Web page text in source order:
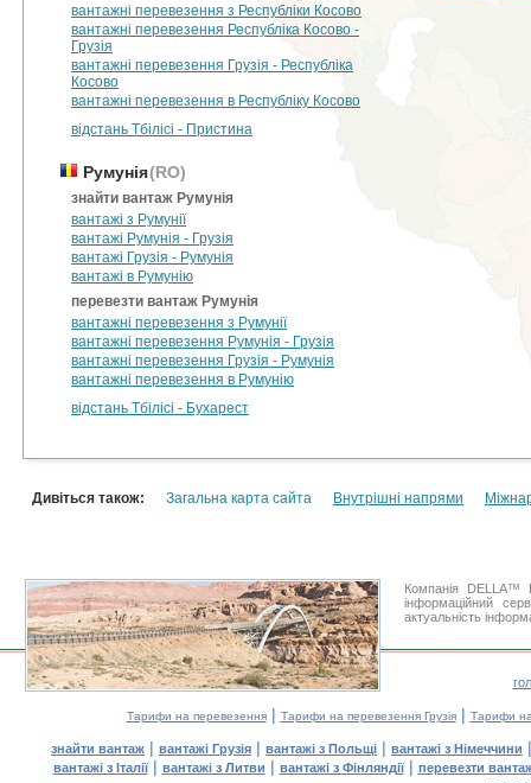
вантажні перевезення з Республіки Косово
вантажні перевезення Республіка Косово -
Грузія
вантажні перевезення Грузія - Республіка
Косово
вантажні перевезення в Республіку Косово
відстань Тбілісі - Пристина
Румунія(RO)
знайти вантаж Румунія
вантажі з Румунії
вантажі Румунія - Грузія
вантажі Грузія - Румунія
вантажі в Румунію
перевезти вантаж Румунія
вантажні перевезення з Румунії
вантажні перевезення Румунія - Грузія
вантажні перевезення Грузія - Румунія
вантажні перевезення в Румунію
відстань Тбілісі - Бухарест
Дивіться також: Загальна карта сайта Внутрішні напрями
Компанія DELLA™
інформаційний
актуальність
Тарифи на перевезення| Тарифи на перевезення Грузія| Тарифи
знайти вантаж | вантажі Грузія | вантажі з Польщі | вантажі з Німеччини
вантажі з Італії| вантажі з Литви | вантажі з Фінляндії| перевезти